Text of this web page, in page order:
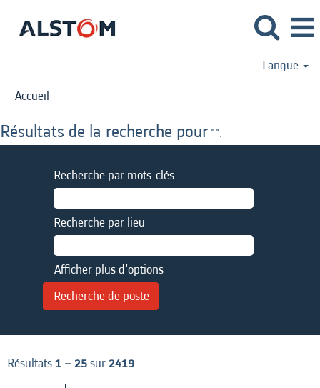
Langue
Accueil
Résultats de la recherche pour "".
Recherche par mots-clés
Recherche par lieu
Afficher plus d’options
Résultats1 – 25sur 2419